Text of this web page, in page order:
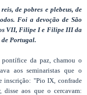
de pobres e plebeus, de
Foi a devoção de São
VII, Filipe I e Filipe III da
Portugal.
da paz, chamou o
aos seminaristas que o
inscrição: "Pio IX, confrade
aos que o cercavam: